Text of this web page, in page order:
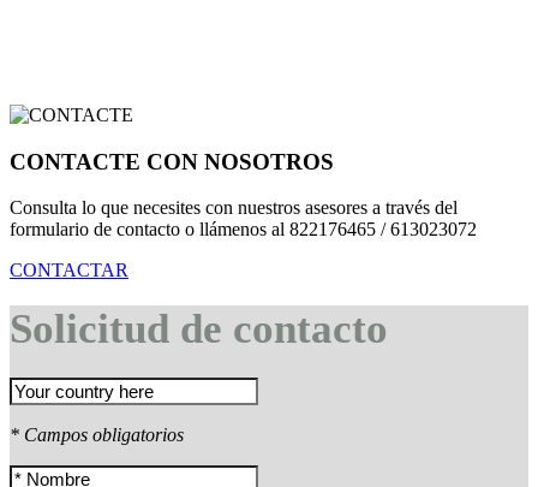
CONTACTE CON NOSOTROS
Consulta lo que necesites con nuestros asesores a través del
formulario de contacto o llámenos al 822176465 / 613023072
CONTACTAR
Solicitud de contacto
* Campos obligatorios